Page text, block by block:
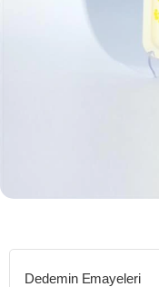
Dedemin Emayeleri